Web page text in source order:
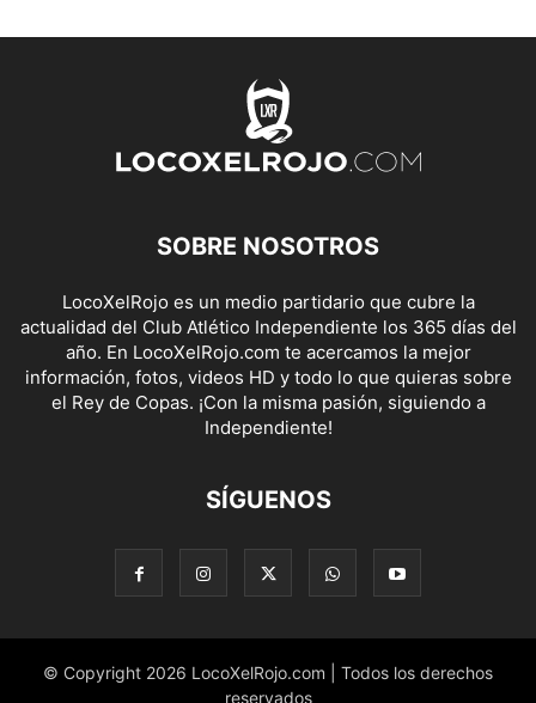
SOBRE NOSOTROS
LocoXelRojo es un medio partidario que cubre la
actualidad del Club Atlético Independiente los 365 días del
año. En LocoXelRojo.com te acercamos la mejor
información, fotos, videos HD y todo lo que quieras sobre
el Rey de Copas. ¡Con la misma pasión, siguiendo a
Independiente!
SÍGUENOS
© Copyright 2026 LocoXelRojo.com | Todos los derechos
reservados